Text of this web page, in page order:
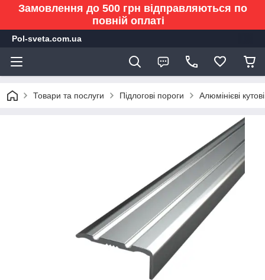
Замовлення до 500 грн відправляються по
повній оплаті
Pol-sveta.com.ua
Товари та послуги Підлогові пороги Алюмінієві